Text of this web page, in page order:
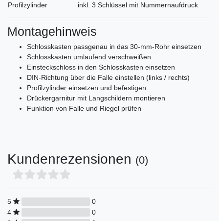
Profilzylinder
inkl. 3 Schlüssel mit Nummernaufdruck
Montagehinweis
Schlosskasten passgenau in das 30-mm-Rohr einsetzen
Schlosskasten umlaufend verschweißen
Einsteckschloss in den Schlosskasten einsetzen
DIN-Richtung über die Falle einstellen (links / rechts)
Profilzylinder einsetzen und befestigen
Drückergarnitur mit Langschildern montieren
Funktion von Falle und Riegel prüfen
Kundenrezensionen (0)
5
0
4
0